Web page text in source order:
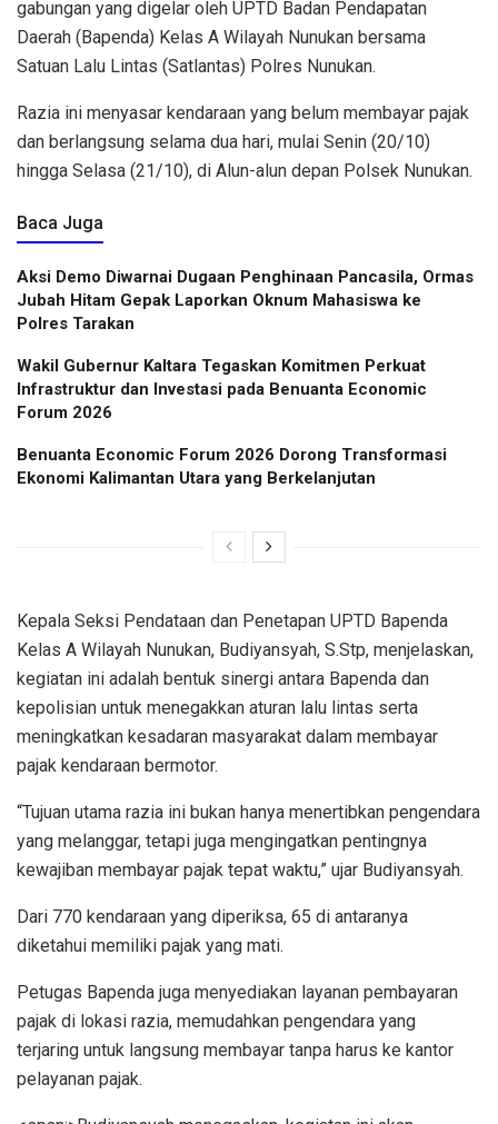
gabungan yang digelar oleh UPTD Badan Pendapatan
Daerah (Bapenda) Kelas A Wilayah Nunukan bersama
Satuan Lalu Lintas (Satlantas) Polres Nunukan.
Razia ini menyasar kendaraan yang belum membayar pajak
dan berlangsung selama dua hari, mulai Senin (20/10)
hingga Selasa (21/10), di Alun-alun depan Polsek Nunukan.
Baca Juga
Aksi Demo Diwarnai Dugaan Penghinaan Pancasila, Ormas
Jubah Hitam Gepak Laporkan Oknum Mahasiswa ke
Polres Tarakan
Wakil Gubernur Kaltara Tegaskan Komitmen Perkuat
Infrastruktur dan Investasi pada Benuanta Economic
Forum 2026
Benuanta Economic Forum 2026 Dorong Transformasi
Ekonomi Kalimantan Utara yang Berkelanjutan
Kepala Seksi Pendataan dan Penetapan UPTD Bapenda
Kelas A Wilayah Nunukan, Budiyansyah, S.Stp, menjelaskan,
kegiatan ini adalah bentuk sinergi antara Bapenda dan
kepolisian untuk menegakkan aturan lalu lintas serta
meningkatkan kesadaran masyarakat dalam membayar
pajak kendaraan bermotor.
“Tujuan utama razia ini bukan hanya menertibkan pengendara
yang melanggar, tetapi juga mengingatkan pentingnya
kewajiban membayar pajak tepat waktu,” ujar Budiyansyah.
Dari 770 kendaraan yang diperiksa, 65 di antaranya
diketahui memiliki pajak yang mati.
Petugas Bapenda juga menyediakan layanan pembayaran
pajak di lokasi razia, memudahkan pengendara yang
terjaring untuk langsung membayar tanpa harus ke kantor
pelayanan pajak.